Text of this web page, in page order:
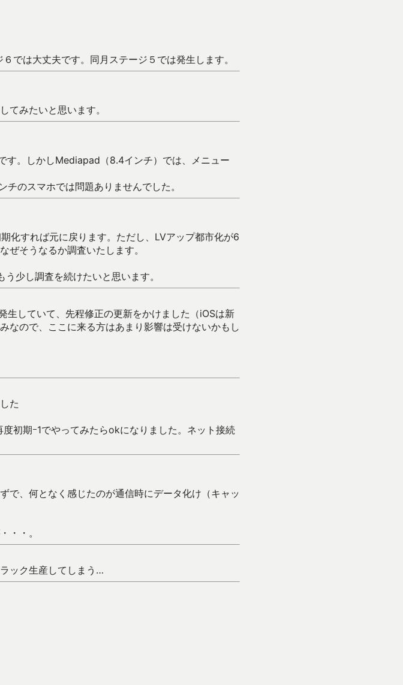
では大丈夫です。同月ステージ５では発生します。
てみたいと思います。
す。しかしMediapad（8.4インチ）では、メニュー
のスマホでは問題ありませんでした。
すれば元に戻ります。ただし、LVアップ都市化が6
ぜそうなるか調査いたします。
少し調査を続けたいと思います。
生していて、先程修正の更新をかけました（iOSは新
なので、ここに来る方はあまり影響は受けないかもし
た
初期ｰ1でやってみたらokになりました。ネット接続
で、何となく感じたのが通信時にデータ化け（キャッ
・・。
ック生産してしまう…